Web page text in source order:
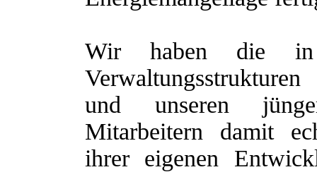
Wir haben die in
und unseren
Mitarbeitern damit
ihrer eigenen